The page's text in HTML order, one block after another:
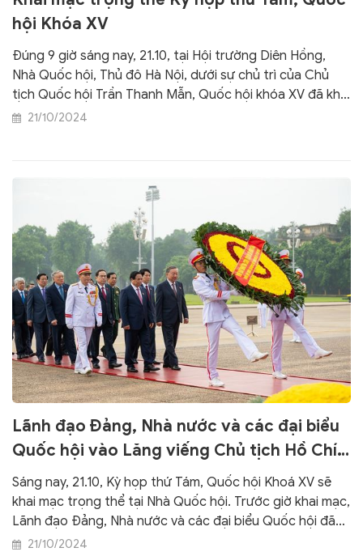
hội Khóa XV
Đúng 9 giờ sáng nay, 21.10, tại Hội trường Diên Hồng,
Nhà Quốc hội, Thủ đô Hà Nội, dưới sự chủ trì của Chủ
tịch Quốc hội Trần Thanh Mẫn, Quốc hội khóa XV đã khai
mạc trọng thể Kỳ họp thứ Tám.
21/10/2024
Lãnh đạo Đảng, Nhà nước và các đại biểu
Quốc hội vào Lăng viếng Chủ tịch Hồ Chí
Minh
Sáng nay, 21.10, Kỳ họp thứ Tám, Quốc hội Khoá XV sẽ
khai mạc trọng thể tại Nhà Quốc hội. Trước giờ khai mạc,
Lãnh đạo Đảng, Nhà nước và các đại biểu Quốc hội đã
vào Lăng viếng Chủ tịch Hồ Chí Minh.
21/10/2024